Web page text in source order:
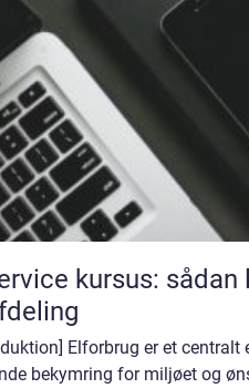
kursus:
Elforbrug er et centralt
bekymring for miljøet og